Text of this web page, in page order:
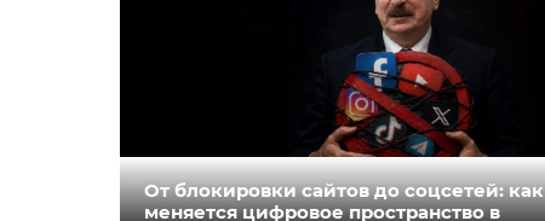
От блокировки сайтов до соцсетей: как
меняется цифровое пространство в